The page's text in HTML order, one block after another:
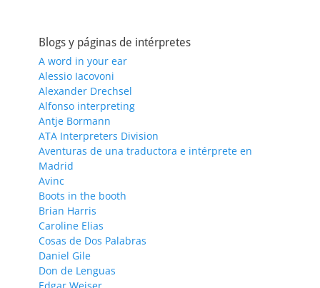
Blogs y páginas de intérpretes
A word in your ear
Alessio Iacovoni
Alexander Drechsel
Alfonso interpreting
Antje Bormann
ATA Interpreters Division
Aventuras de una traductora e intérprete en
Madrid
Avinc
Boots in the booth
Brian Harris
Caroline Elias
Cosas de Dos Palabras
Daniel Gile
Don de Lenguas